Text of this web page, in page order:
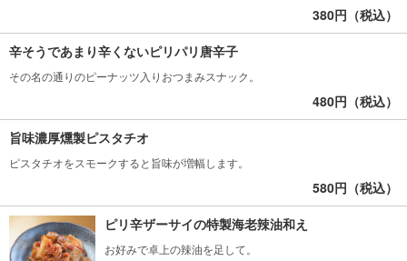
380円（税込）
辛そうであまり辛くないピリパリ唐辛子
その名の通りのピーナッツ入りおつまみスナック。
480円（税込）
旨味濃厚燻製ピスタチオ
ピスタチオをスモークすると旨味が増幅します。
580円（税込）
ピリ辛ザーサイの特製海老辣油和え
お好みで卓上の辣油を足して。